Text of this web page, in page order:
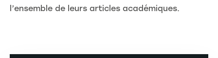
l’ensemble de leurs articles académiques.